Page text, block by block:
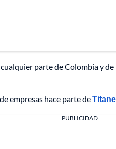
parte de Colombia y
empresas hace parte de
PUBLICIDAD